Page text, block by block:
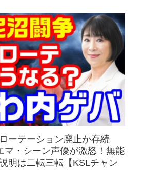
ーテーション廃止か存続
マ・シーン声優が激怒！無能
明は二転三転【KSLチャン